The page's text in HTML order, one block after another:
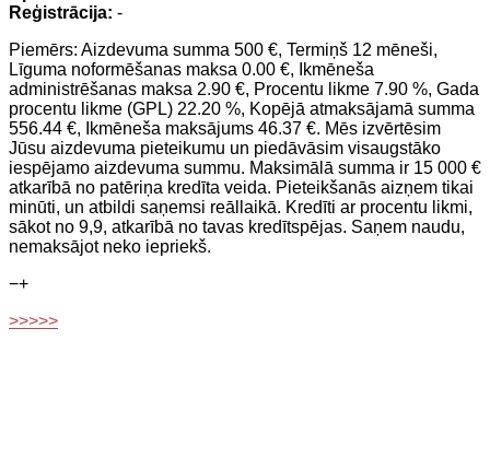
Reģistrācija: -
Piemērs: Aizdevuma summa 500 €, Termiņš 12 mēneši,
Līguma noformēšanas maksa 0.00 €, Ikmēneša
administrēšanas maksa 2.90 €, Procentu likme 7.90 %, Gada
procentu likme (GPL) 22.20 %, Kopējā atmaksājamā summa
556.44 €, Ikmēneša maksājums 46.37 €. Mēs izvērtēsim
Jūsu aizdevuma pieteikumu un piedāvāsim visaugstāko
iespējamo aizdevuma summu. Maksimālā summa ir 15 000 €
atkarībā no patēriņa kredīta veida. Pieteikšanās aizņem tikai
minūti, un atbildi saņemsi reāllaikā. Kredīti ar procentu likmi,
sākot no 9,9, atkarībā no tavas kredītspējas. Saņem naudu,
nemaksājot neko iepriekš.
−+
>>>>>